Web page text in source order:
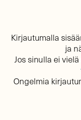
Kirjautumalla
ja
Jos sinulla ei
Ongelmia